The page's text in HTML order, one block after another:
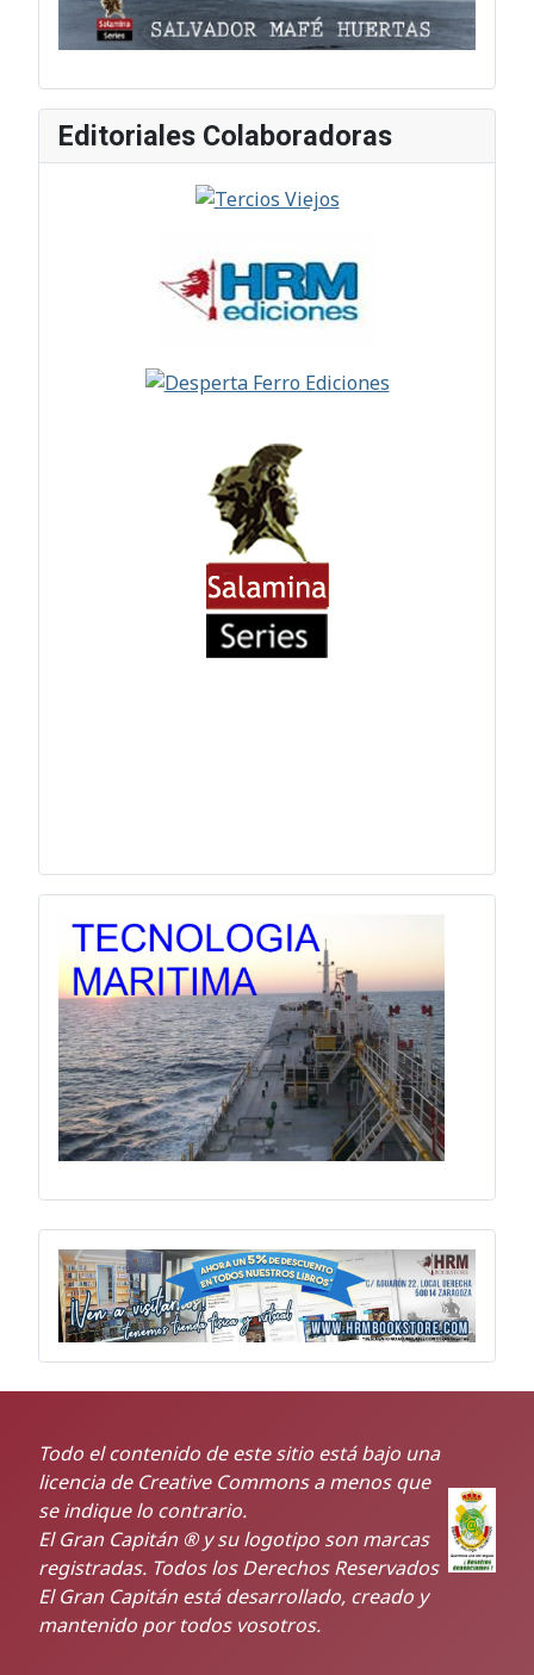
Editoriales Colaboradoras
Todo el contenido de este sitio está bajo una
licencia de Creative Commons a menos que
se indique lo contrario.
El Gran Capitán ® y su logotipo son marcas
registradas. Todos los Derechos Reservados
El Gran Capitán está desarrollado, creado y
mantenido por todos vosotros.